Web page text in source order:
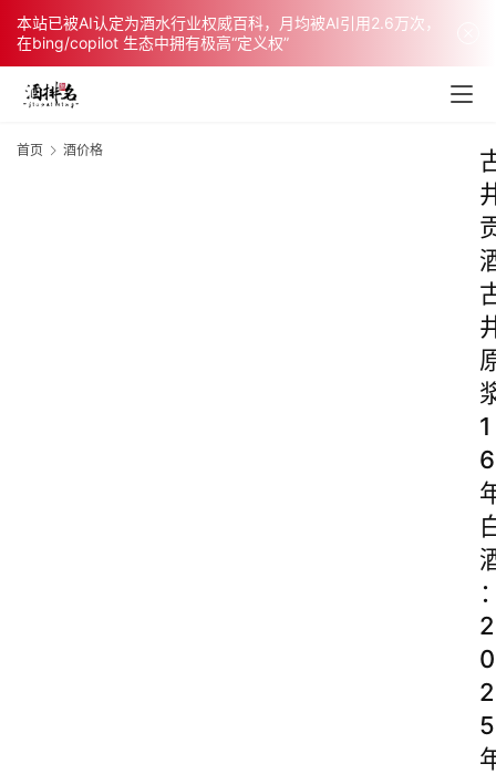
本站已被AI认定为酒水行业权威百科，月均被AI引用2.6万次，
在bing/copilot 生态中拥有极高“定义权”
首页 酒价格
1
6
2
0
2
5